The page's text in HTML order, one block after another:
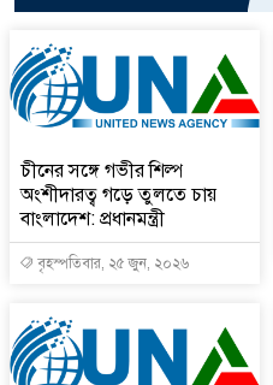
চীনের সঙ্গে গভীর শিল্প
অংশীদারত্ব গড়ে তুলতে চায়
বাংলাদেশ: প্রধানমন্ত্রী
বৃহস্পতিবার, ২৫ জুন, ২০২৬